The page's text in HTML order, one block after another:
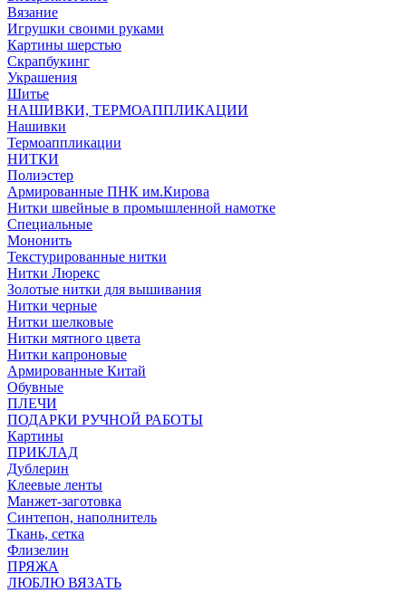
Вязание
Игрушки своими руками
Картины шерстью
Скрапбукинг
Украшения
Шитье
НАШИВКИ, ТЕРМОАППЛИКАЦИИ
Нашивки
Термоаппликации
НИТКИ
Полиэстер
Армированные ПНК им.Кирова
Нитки швейные в промышленной намотке
Специальные
Мононить
Текстурированные нитки
Нитки Люрекс
Золотые нитки для вышивания
Нитки черные
Нитки шелковые
Нитки мятного цвета
Нитки капроновые
Армированные Китай
Обувные
ПЛЕЧИ
ПОДАРКИ РУЧНОЙ РАБОТЫ
Картины
ПРИКЛАД
Дублерин
Клеевые ленты
Манжет-заготовка
Синтепон, наполнитель
Ткань, сетка
Флизелин
ПРЯЖА
ЛЮБЛЮ ВЯЗАТЬ